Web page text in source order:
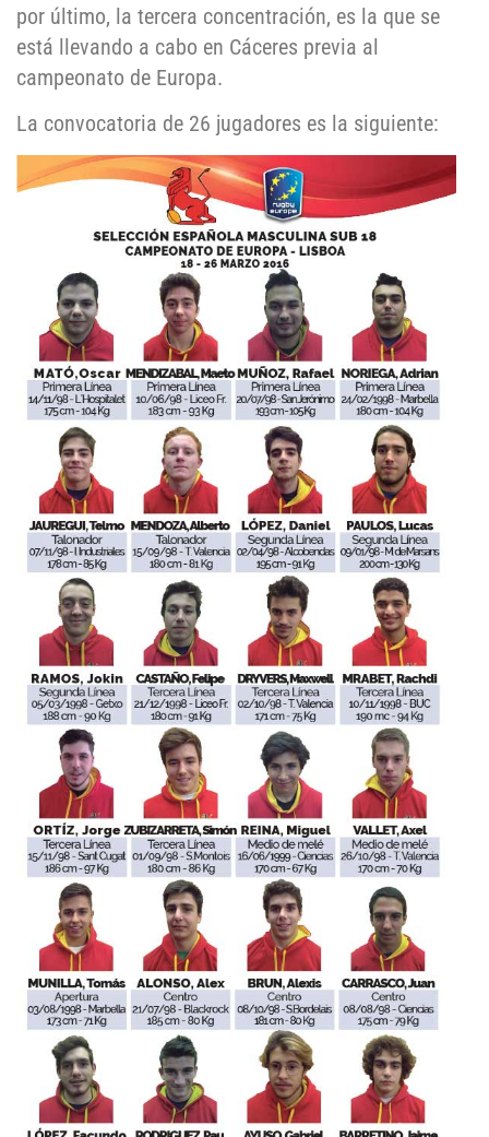
por último, la tercera concentración, es la que se
está llevando a cabo en Cáceres previa al
campeonato de Europa.
La convocatoria de 26 jugadores es la siguiente: